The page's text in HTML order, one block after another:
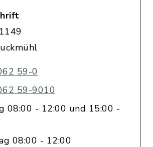
59-0
59-9010
08:00 - 12:00 und 15:00 -
08:00 - 12:00